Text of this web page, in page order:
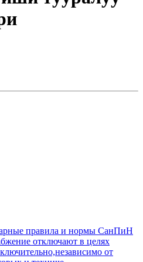
правила и нормы СанПиН
отключают в целях
от